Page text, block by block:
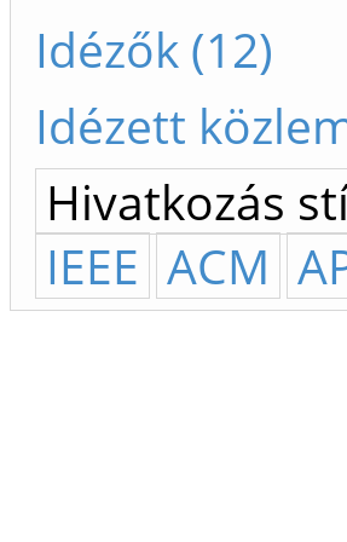
Idézők (12)
Idézett
Hivatkozás
IEEE ACM